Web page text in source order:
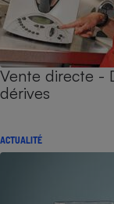
Vente directe -
dérives
ACTUALITÉ